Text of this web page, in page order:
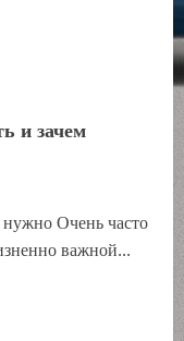
и зачем
нужно Очень часто
важной...